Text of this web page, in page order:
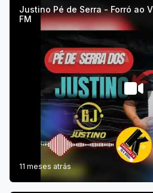
Justino Pé de Serra - Forró ao
FM
11 meses atrás